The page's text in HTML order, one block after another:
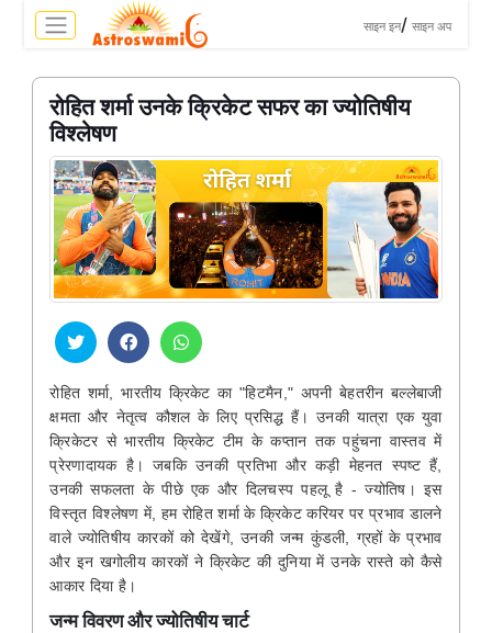
साइन इन/ साइन अप
रोहित शर्मा उनके क्रिकेट सफर का ज्योतिषीय
विश्लेषण
रोहित शर्मा, भारतीय क्रिकेट का "हिटमैन," अपनी बेहतरीन बल्लेबाजी
क्षमता और नेतृत्व कौशल के लिए प्रसिद्ध हैं। उनकी यात्रा एक युवा
क्रिकेटर से भारतीय क्रिकेट टीम के कप्तान तक पहुंचना वास्तव में
प्रेरणादायक है। जबकि उनकी प्रतिभा और कड़ी मेहनत स्पष्ट हैं,
उनकी सफलता के पीछे एक और दिलचस्प पहलू है - ज्योतिष। इस
विस्तृत विश्लेषण में, हम रोहित शर्मा के क्रिकेट करियर पर प्रभाव डालने
वाले ज्योतिषीय कारकों को देखेंगे, उनकी जन्म कुंडली, ग्रहों के प्रभाव
और इन खगोलीय कारकों ने क्रिकेट की दुनिया में उनके रास्ते को कैसे
आकार दिया है।
जन्म विवरण और ज्योतिषीय चार्ट